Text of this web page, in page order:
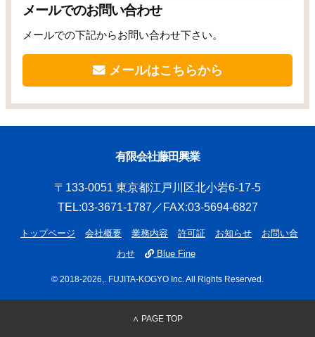
メールでのお問い合わせ
メールでの下記からお問い合わせ下さい。
メールはこちらから
∧ PAGE TOP
有限会社藤田興業
〒133-0051 東京都江戸川区北小岩6-17-5
TEL:03-3671-1787／FAX:03-5694-6827
トップページ 会社概要 業務内容 許可証 お知らせ
お問い合
わせ
Blue Fine
© 2018-2026,. FUJITA-KOGYO Inc. All Rights Reserved.